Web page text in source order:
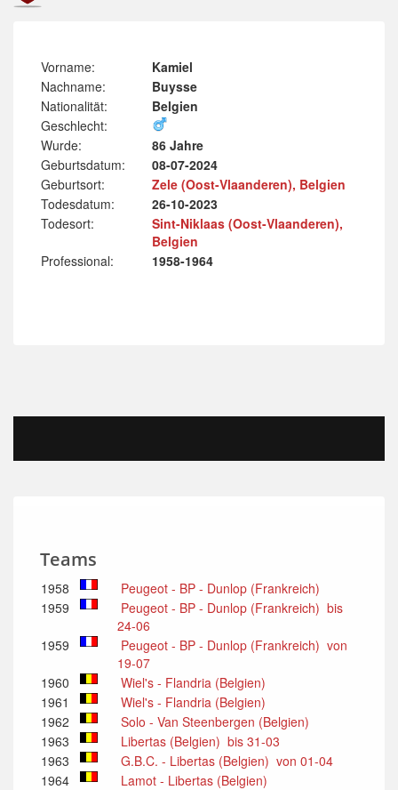
Vorname:
Kamiel
Nachname:
Buysse
Nationalität:
Belgien
Geschlecht:
Wurde:
86 Jahre
Geburtsdatum:
08-07-2024
Geburtsort:
Zele (Oost-Vlaanderen), Belgien
Todesdatum:
26-10-2023
Todesort:
Sint-Niklaas (Oost-Vlaanderen),
Belgien
Professional:
1958-1964
Teams
1958
Peugeot - BP - Dunlop (Frankreich)
1959
Peugeot - BP - Dunlop (Frankreich) bis
24-06
1959
Peugeot - BP - Dunlop (Frankreich) von
19-07
1960
Wiel's - Flandria (Belgien)
1961
Wiel's - Flandria (Belgien)
1962
Solo - Van Steenbergen (Belgien)
1963
Libertas (Belgien) bis 31-03
1963
G.B.C. - Libertas (Belgien) von 01-04
1964
Lamot - Libertas (Belgien)